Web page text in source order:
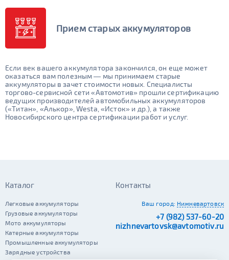
Прием старых аккумуляторов
Если век вашего аккумулятора закончился, он еще может
оказаться вам полезным — мы принимаем старые
аккумуляторы в зачет стоимости новых. Специалисты
торгово-сервисной сети «Автомотив» прошли сертификацию
ведущих производителей автомобильных аккумуляторов
(«Tитан», «Алькор», Westa, «Исток» и др.), а также
Новосибирского центра сертификации работ и услуг.
Каталог
Легковые аккумуляторы
Грузовые аккумуляторы
Мото аккумуляторы
Катерные аккумуляторы
Промышленные аккумуляторы
Зарядные устройства
Контакты
Ваш город: Нижневартовск
+7 (982) 537-60-20
nizhnevartovsk@avtomotiv.ru